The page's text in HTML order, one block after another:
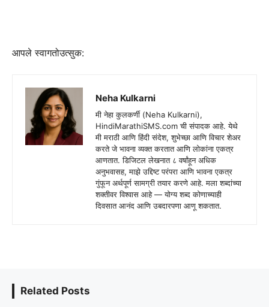
आपले स्वागतोउत्सुक:
Neha Kulkarni
मी नेहा कुलकर्णी (Neha Kulkarni),
HindiMarathiSMS.com ची संपादक आहे. येथे
मी मराठी आणि हिंदी संदेश, शुभेच्छा आणि विचार शेअर
करते जे भावना व्यक्त करतात आणि लोकांना एकत्र
आणतात. डिजिटल लेखनात ८ वर्षांहून अधिक
अनुभवासह, माझे उद्दिष्ट परंपरा आणि भावना एकत्र
गुंफून अर्थपूर्ण सामग्री तयार करणे आहे. मला शब्दांच्या
शक्तीवर विश्वास आहे — योग्य शब्द कोणाच्याही
दिवसात आनंद आणि उबदारपणा आणू शकतात.
Related Posts